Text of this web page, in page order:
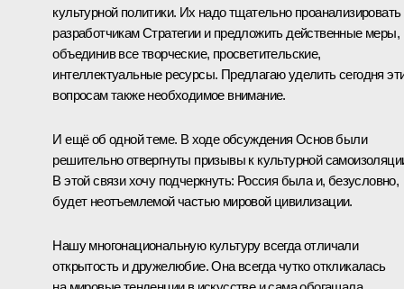
культурной политики. Их надо тщательно проанализировать
разработчикам Стратегии и предложить действенные меры,
объединив все творческие, просветительские,
интеллектуальные ресурсы. Предлагаю уделить сегодня
вопросам также необходимое внимание.
И ещё об одной теме. В ходе обсуждения Основ были
решительно отвергнуты призывы к культурной
В этой связи хочу подчеркнуть: Россия была и, безусловно,
будет неотъемлемой частью мировой цивилизации.
Нашу многонациональную культуру всегда отличали
открытость и дружелюбие. Она всегда чутко откликалась